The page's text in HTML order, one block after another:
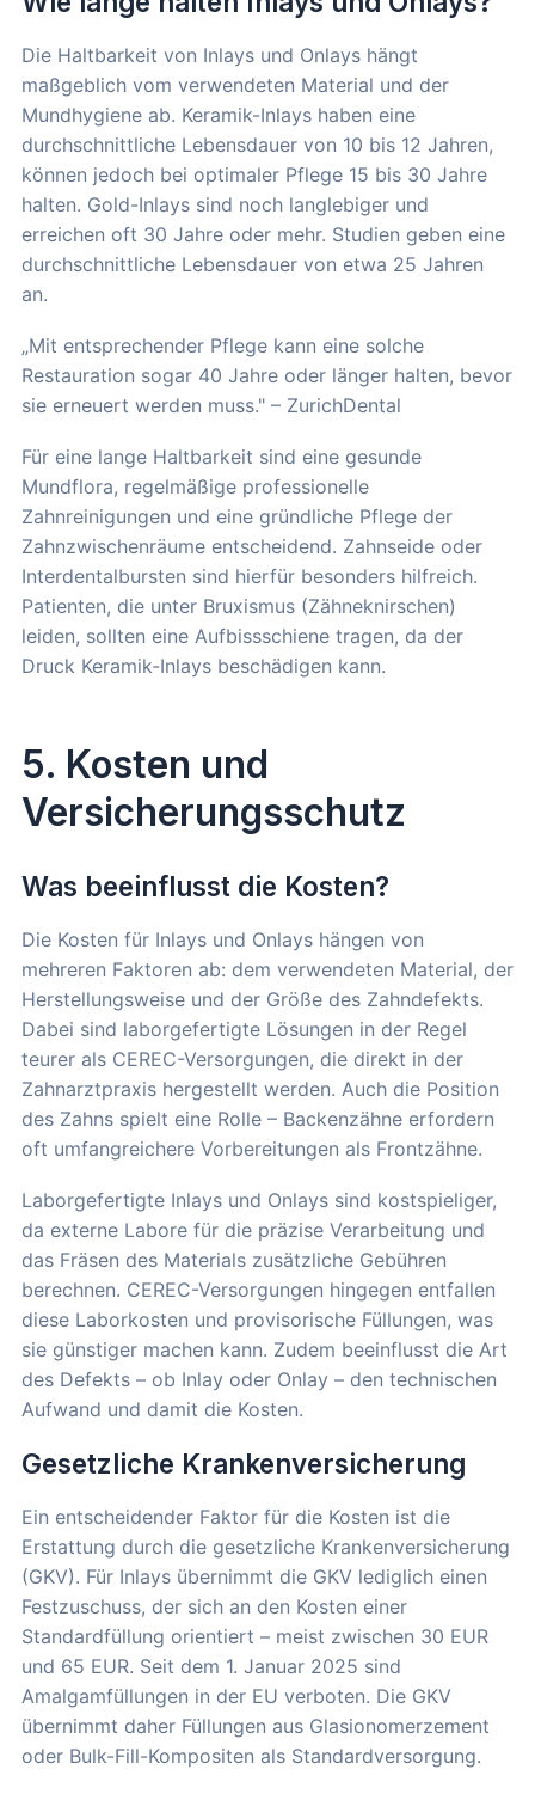
Die Haltbarkeit von Inlays und Onlays hängt
maßgeblich vom verwendeten Material und der
Mundhygiene ab. Keramik-Inlays haben eine
durchschnittliche Lebensdauer von 10 bis 12 Jahren,
können jedoch bei optimaler Pflege 15 bis 30 Jahre
halten. Gold-Inlays sind noch langlebiger und
erreichen oft 30 Jahre oder mehr. Studien geben eine
durchschnittliche Lebensdauer von etwa 25 Jahren
an.
„Mit entsprechender Pflege kann eine solche
Restauration sogar 40 Jahre oder länger halten, bevor
sie erneuert werden muss." – ZurichDental
Für eine lange Haltbarkeit sind eine gesunde
Mundflora, regelmäßige professionelle
Zahnreinigungen und eine gründliche Pflege der
Zahnzwischenräume entscheidend. Zahnseide oder
Interdentalbursten sind hierfür besonders hilfreich.
Patienten, die unter Bruxismus (Zähneknirschen)
leiden, sollten eine Aufbissschiene tragen, da der
Druck Keramik-Inlays beschädigen kann.
5. Kosten und
Versicherungsschutz
Was beeinflusst die Kosten?
Die Kosten für Inlays und Onlays hängen von
mehreren Faktoren ab: dem verwendeten Material, der
Herstellungsweise und der Größe des Zahndefekts.
Dabei sind laborgefertigte Lösungen in der Regel
teurer als CEREC-Versorgungen, die direkt in der
Zahnarztpraxis hergestellt werden. Auch die Position
des Zahns spielt eine Rolle – Backenzähne erfordern
oft umfangreichere Vorbereitungen als Frontzähne.
Laborgefertigte Inlays und Onlays sind kostspieliger,
da externe Labore für die präzise Verarbeitung und
das Fräsen des Materials zusätzliche Gebühren
berechnen. CEREC-Versorgungen hingegen entfallen
diese Laborkosten und provisorische Füllungen, was
sie günstiger machen kann. Zudem beeinflusst die Art
des Defekts – ob Inlay oder Onlay – den technischen
Aufwand und damit die Kosten.
Gesetzliche Krankenversicherung
Ein entscheidender Faktor für die Kosten ist die
Erstattung durch die gesetzliche Krankenversicherung
(GKV). Für Inlays übernimmt die GKV lediglich einen
Festzuschuss, der sich an den Kosten einer
Standardfüllung orientiert – meist zwischen 30 EUR
und 65 EUR. Seit dem 1. Januar 2025 sind
Amalgamfüllungen in der EU verboten. Die GKV
übernimmt daher Füllungen aus Glasionomerzement
oder Bulk-Fill-Kompositen als Standardversorgung.